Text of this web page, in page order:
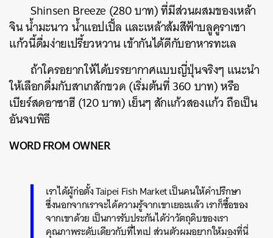
Shinsen Breeze (280 บาท) ที่มีส่วนผสมของเหล้า
จิน น้ำมะนาว น้ำแอปเปิ้ล และเหล้าส้มสีฟ้าบลูคูราเซา
แก้วนี้ดื่มง่ายเปรี้ยวหวาน เข้ากันได้ดีกับอาหารทะเล
ถ้าใครอยากให้ได้บรรยากาศแบบญี่ปุ่นจริงๆ แนะนำ
ให้เลือกดื่มกับสาเกสักขวด (เริ่มต้นที่ 360 บาท) หรือ
เบียร์สดอาซาฮี (120 บาท) เย็นๆ สักแก้วสองแก้ว ถือเป็น
อันจบพิธี
WORD FROM OWNER
เราได้ผู้ก่อตั้ง Taipei Fish Market เป็นคนให้คำปรึกษา
ซึ่งนอกจากเราจะได้ความรู้จากเขาเยอะแล้ว เราก็ซื้อของ
จากเขาด้วย เป็นการรับประกันได้ว่าวัตถุดิบของเรา
คุณภาพระดับเดียวกับที่ไทเป ส่วนตัวผมอยากให้มองที่นี่